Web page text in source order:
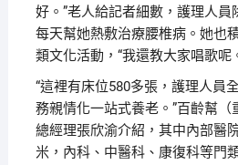
好。”老人給記者細數，護理人
每天幫她熱敷治療腰椎病。她也
類文化活動，“我還教大家唱歌呢
“這裡有床位580多張，護理人員
務親情化一站式養老。”百齡幫（
總經理張欣渝介紹，其中內部醫
米，內科、中醫科、康復科等門